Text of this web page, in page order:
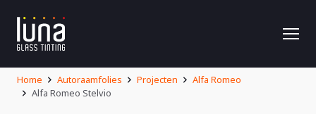
Home Autoraamfolies Projecten
Alfa Romeo
Alfa Romeo Stelvio